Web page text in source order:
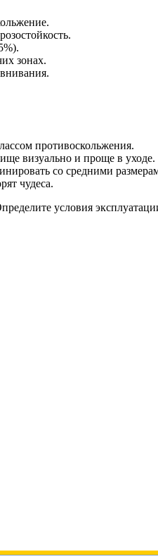
зонах.
противоскольжения.
визуально и проще в уходе.
со средними
чудеса.
условия